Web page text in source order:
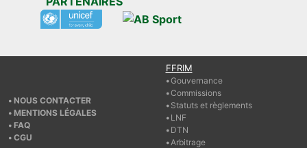
NOUS CONTACTER
MENTIONS LÉGALES
FAQ
CGU
FFRIM
Gouvernance
Commissions
Statuts et règlements
LNF
DTN
Arbitrage